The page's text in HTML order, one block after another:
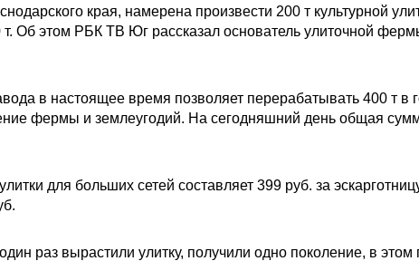
края, намерена произвести 200 т культурной
т. Об этом РБК ТВ Юг рассказал основатель улиточной
в настоящее время позволяет перерабатывать 400 т в
фермы и землеугодий. На сегодняшний день общая
для больших сетей составляет 399 руб. за
раз вырастили улитку, получили одно поколение, в этом